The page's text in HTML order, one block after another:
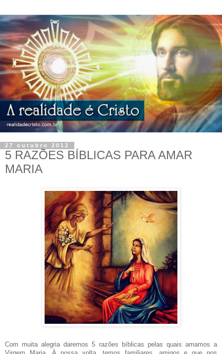
27 outubro 2012
5 RAZÕES BÍBLICAS PARA AMAR
MARIA
Com muita alegria daremos 5 razões bíblicas pelas quais amamos a